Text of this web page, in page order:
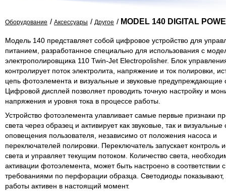
Оборудование / Аксессуары / Другое / MODEL 140 DIGITAL
Модель 140 представляет собой цифровое устройство для
питанием, разработанное специально для использования с
электрополировщика 110 Twin-Jet Electropolisher. Блок
контролирует поток электролита, напряжение и ток полировки,
цепь фотоэлемента и визуальные и звуковые предупреждающие
Цифровой дисплей позволяет проводить точную настройку и
напряжения и уровня тока в процессе работы.
Устройство фотоэлемента улавливает самые первые признаки
света через образец и активирует как звуковые, так и визуальные
оповещения пользователя, независимо от положения насоса и
переключателей полировки. Переключатель запускает контроль
света и управляет текущим потоком. Количество света,
активации фотоэлемента, может быть настроено в соответствии с
требованиями по перфорации образца. Светодиоды показывают,
работы активен в настоящий момент.